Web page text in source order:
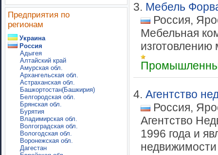
Предприятия по
регионам
Украина
Россия
Адыгея
Алтайский край
Амурская обл.
Архангельская обл.
Астраханская обл.
Башкортостан(Башкирия)
Белгородская обл.
Брянская обл.
Бурятия
Владимирская обл.
Волгоградская обл.
Вологодская обл.
Воронежская обл.
Дагестан
3. Мебель
Россия,
Мебельная
4. Агентство
Россия,
Агентство
1996 года и